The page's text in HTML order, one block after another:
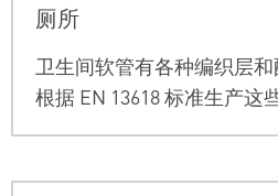
厕所
卫生间软管有各种编织层
根据 EN 13618 标准生产这